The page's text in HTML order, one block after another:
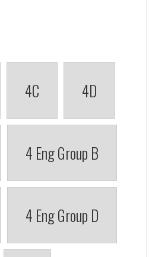
4C 4D
4 Eng Group B
4 Eng Group D